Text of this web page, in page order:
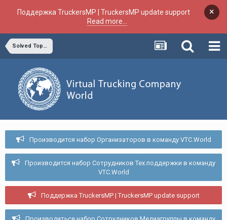
Поддержка TruckersMP | TruckersMP update support
Read more...
×
Solved Topics
Производится набор Организаторов в команду VTC.World
Производится набор Сотрудников Тех.поддержки в команду
VTC.World
Поддержка TruckersMP | TruckersMP update support